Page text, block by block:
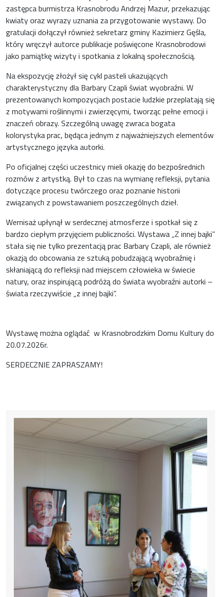
zastępca burmistrza Krasnobrodu Andrzej Mazur, przekazując
kwiaty oraz wyrazy uznania za przygotowanie wystawy. Do
gratulacji dołączył również sekretarz gminy Kazimierz Gęśla,
który wręczył autorce publikacje poświęcone Krasnobrodowi
jako pamiątkę wizyty i spotkania z lokalną społecznością.
Na ekspozycję złożył się cykl pasteli ukazujących
charakterystyczny dla Barbary Czapli świat wyobraźni. W
prezentowanych kompozycjach postacie ludzkie przeplatają się
z motywami roślinnymi i zwierzęcymi, tworząc pełne emocji i
znaczeń obrazy. Szczególną uwagę zwraca bogata
kolorystyka prac, będąca jednym z najważniejszych elementów
artystycznego języka autorki.
Po oficjalnej części uczestnicy mieli okazję do bezpośrednich
rozmów z artystką. Był to czas na wymianę refleksji, pytania
dotyczące procesu twórczego oraz poznanie historii
związanych z powstawaniem poszczególnych dzieł.
Wernisaż upłynął w serdecznej atmosferze i spotkał się z
bardzo ciepłym przyjęciem publiczności. Wystawa „Z innej bajki”
stała się nie tylko prezentacją prac Barbary Czapli, ale również
okazją do obcowania ze sztuką pobudzającą wyobraźnię i
skłaniającą do refleksji nad miejscem człowieka w świecie
natury, oraz inspirującą podróżą do świata wyobraźni autorki –
świata rzeczywiście „z innej bajki”.
Wystawę można oglądać w Krasnobrodzkim Domu Kultury do
20.07.2026r.
SERDECZNIE ZAPRASZAMY!